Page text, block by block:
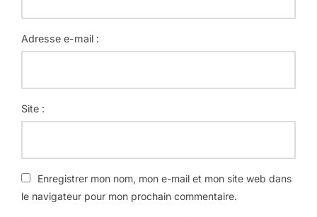
Adresse e-mail :
Site :
Enregistrer mon nom, mon e-mail et mon site web dans
le navigateur pour mon prochain commentaire.